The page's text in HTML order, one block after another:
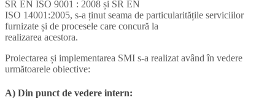
SR EN ISO 9001 : 2008 și SR EN
ISO 14001:2005, s-a ținut seama de particularitățile serviciilor
furnizate și de procesele care concură la
realizarea acestora.
Proiectarea și implementarea SMI s-a realizat având în vedere
următoarele obiective:
A) Din punct de vedere intern: